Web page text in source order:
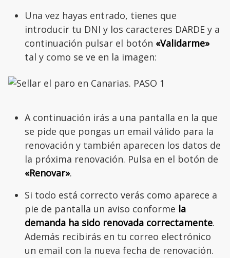
Una vez hayas entrado, tienes que
introducir tu DNI y los caracteres DARDE y a
continuación pulsar el botón «Validarme»
tal y como se ve en la imagen:
A continuación irás a una pantalla en la que
se pide que pongas un email válido para la
renovación y también aparecen los datos de
la próxima renovación. Pulsa en el botón de
«Renovar».
Si todo está correcto verás como aparece a
pie de pantalla un aviso conforme la
demanda ha sido renovada correctamente.
Además recibirás en tu correo electrónico
un email con la nueva fecha de renovación.